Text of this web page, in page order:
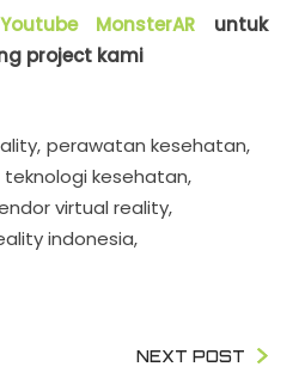
MonsterAR untuk
project kami
perawatan kesehatan
teknologi kesehatan
virtual reality
indonesia
NEXT POST